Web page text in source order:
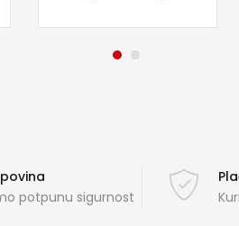
potpunu sigurnost